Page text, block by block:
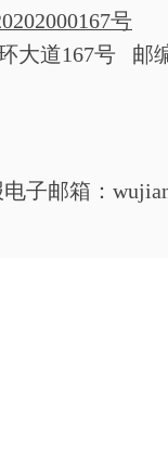
号
大道167号 邮
子邮箱：